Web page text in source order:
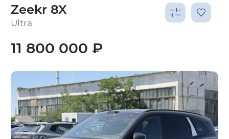
Zeekr 8X
Ultra
11 800 000 ₽